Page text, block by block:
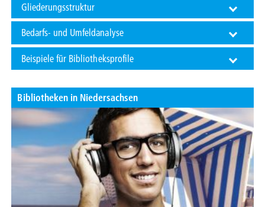
Gliederungsstruktur
Bedarfs- und Umfeldanalyse
Beispiele für Bibliotheksprofile
Bibliotheken in Niedersachsen